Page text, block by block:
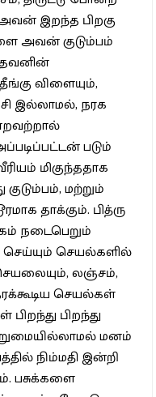
இறந்த பிறகு
அவன் குடும்பம்
தீங்கு விளையும்,
இல்லாமல், நரக
படும்
மிகுந்ததாக
மற்றும்
தாக்கும். பித்ரு
நடைபெறும்
செயல்களில்
லஞ்சம்,
செயல்கள்
பிறந்து
மனம்
நிம்மதி இன்றி
பசுக்களை